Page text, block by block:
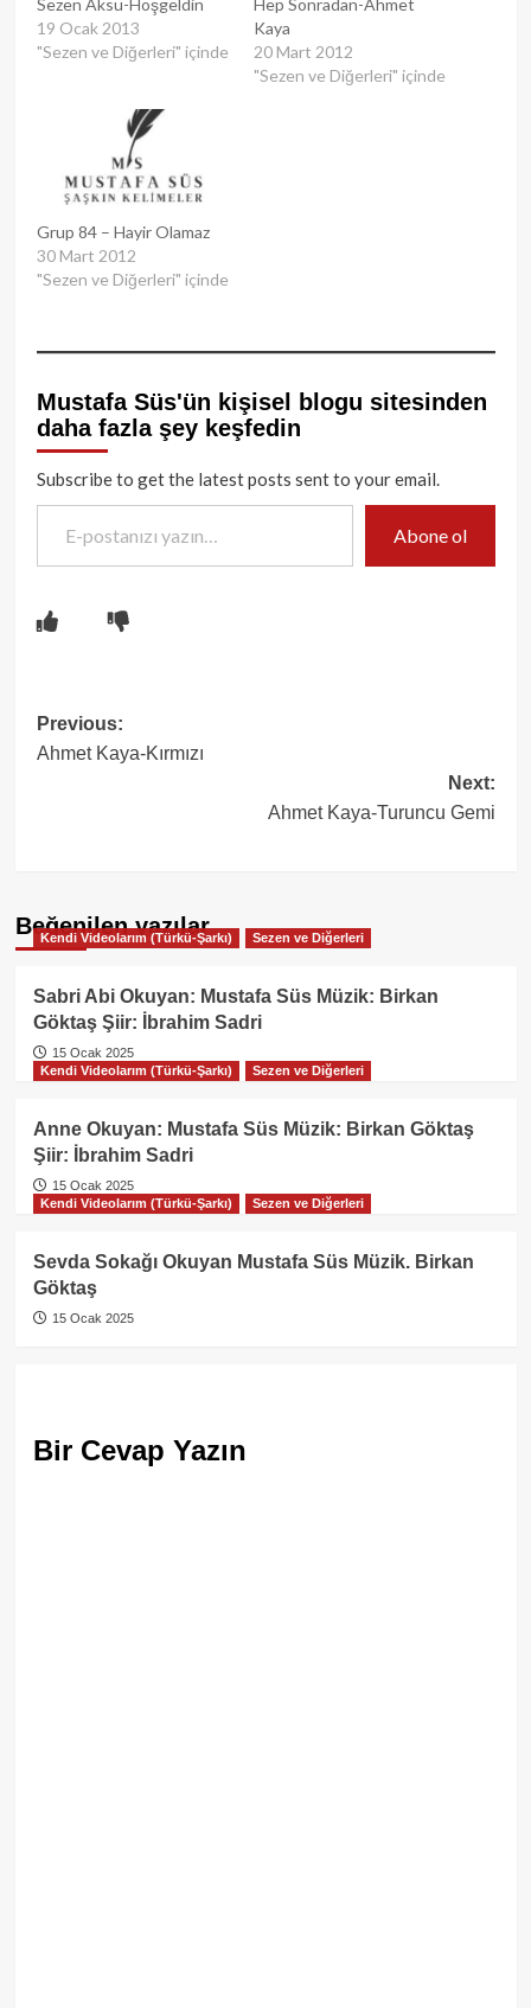
Sezen Aksu-Hoşgeldin
19 Ocak 2013
"Sezen ve Diğerleri" içinde
Hep Sonradan-Ahmet
Kaya
20 Mart 2012
"Sezen ve Diğerleri" içinde
Grup 84 – Hayir Olamaz
30 Mart 2012
"Sezen ve Diğerleri" içinde
Mustafa Süs'ün kişisel blogu sitesinden
daha fazla şey keşfedin
Subscribe to get the latest posts sent to your email.
E-postanızı yazın…
Abone ol
Post
navigation
Previous:
Ahmet Kaya-Kırmızı
Next:
Ahmet Kaya-Turuncu Gemi
Beğenilen yazılar
Kendi Videolarım (Türkü-Şarkı) Sezen ve Diğerleri
Sabri Abi Okuyan: Mustafa Süs Müzik: Birkan
Göktaş Şiir: İbrahim Sadri
15 Ocak 2025
Kendi Videolarım (Türkü-Şarkı)
Sezen ve Diğerleri
Anne Okuyan: Mustafa Süs Müzik: Birkan Göktaş
Şiir: İbrahim Sadri
15 Ocak 2025
Kendi Videolarım (Türkü-Şarkı)
Sezen ve Diğerleri
Sevda Sokağı Okuyan Mustafa Süs Müzik. Birkan
Göktaş
15 Ocak 2025
Bir Cevap Yazın